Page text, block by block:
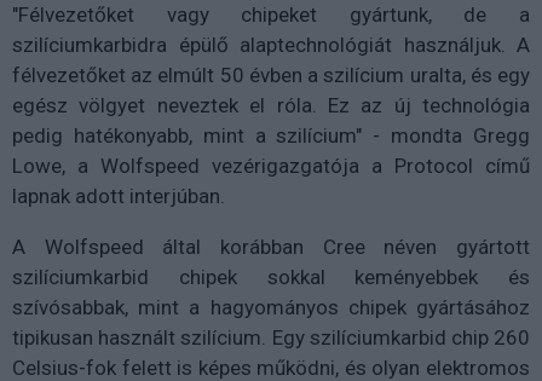
"Félvezetőket vagy chipeket gyártunk, de a
szilíciumkarbidra épülő alaptechnológiát használjuk. A
félvezetőket az elmúlt 50 évben a szilícium uralta, és egy
egész völgyet neveztek el róla. Ez az új technológia
pedig hatékonyabb, mint a szilícium" - mondta Gregg
Lowe, a Wolfspeed vezérigazgatója a Protocol című
lapnak adott interjúban.
A Wolfspeed által korábban Cree néven gyártott
szilíciumkarbid chipek sokkal keményebbek és
szívósabbak, mint a hagyományos chipek gyártásához
tipikusan használt szilícium. Egy szilíciumkarbid chip 260
Celsius-fok felett is képes működni, és olyan elektromos